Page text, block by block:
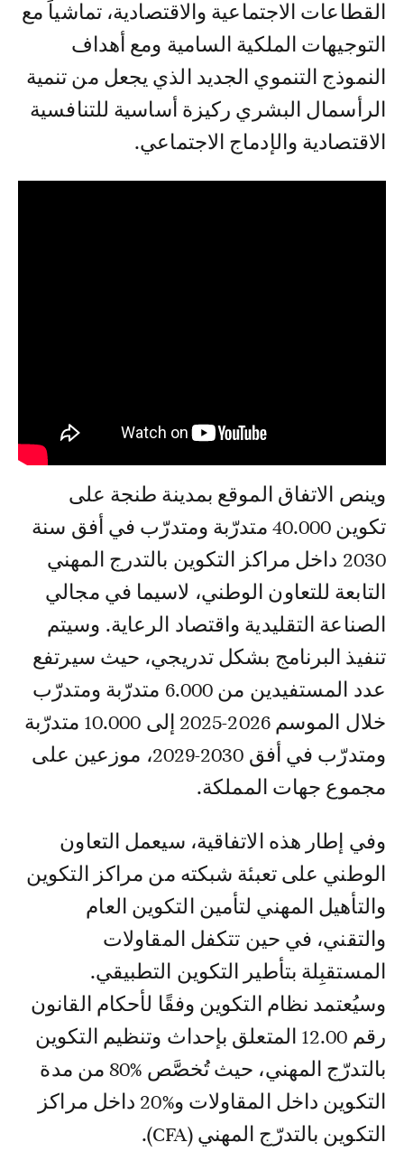
القطاعات الاجتماعية والاقتصادية، تماشياً مع
التوجيهات الملكية السامية ومع أهداف
النموذج التنموي الجديد الذي يجعل من تنمية
الرأسمال البشري ركيزة أساسية للتنافسية
الاقتصادية والإدماج الاجتماعي.
وينص الاتفاق الموقع بمدينة طنجة على
تكوين 40.000 متدرّبة ومتدرّب في أفق سنة
2030 داخل مراكز التكوين بالتدرج المهني
التابعة للتعاون الوطني، لاسيما في مجالي
الصناعة التقليدية واقتصاد الرعاية. وسيتم
تنفيذ البرنامج بشكل تدريجي، حيث سيرتفع
عدد المستفيدين من 6.000 متدرّبة ومتدرّب
خلال الموسم 2026-2025 إلى 10.000 متدرّبة
ومتدرّب في أفق 2030-2029، موزعين على
مجموع جهات المملكة.
وفي إطار هذه الاتفاقية، سيعمل التعاون
الوطني على تعبئة شبكته من مراكز التكوين
والتأهيل المهني لتأمين التكوين العام
والتقني، في حين تتكفل المقاولات
المستقبِلة بتأطير التكوين التطبيقي.
وسيُعتمد نظام التكوين وفقًا لأحكام القانون
رقم 12.00 المتعلق بإحداث وتنظيم التكوين
بالتدرّج المهني، حيث تُخصَّص %80 من مدة
التكوين داخل المقاولات و%20 داخل مراكز
التكوين بالتدرّج المهني (CFA).